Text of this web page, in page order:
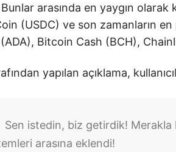
arasında en yaygın
(USDC) ve son zamanların
Bitcoin Cash (BCH),
yapılan açıklama,
Sen istedin, biz getirdik! Merakla
arasına eklendi!